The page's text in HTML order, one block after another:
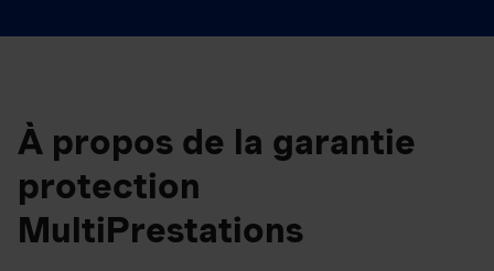
À propos de la garantie
protection
MultiPrestations